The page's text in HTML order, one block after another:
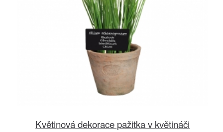
Květinová dekorace pažitka v květináči